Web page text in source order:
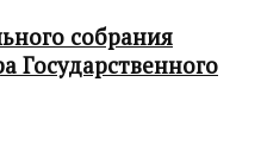
собрания
Государственного